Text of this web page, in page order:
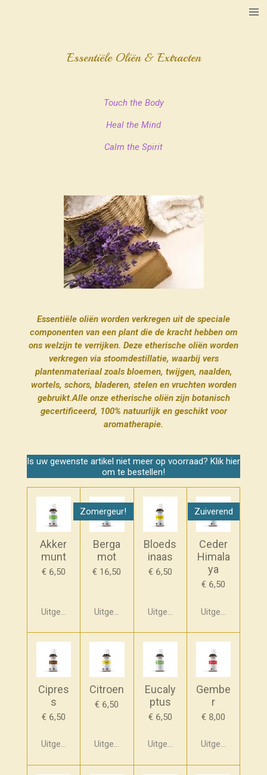
Essentiële Oliën & Extracten
Touch the Body
Heal the Mind
Calm the Spirit
Essentiële oliën worden verkregen uit de speciale
componenten van een plant die de kracht hebben om
ons welzijn te verrijken. Deze etherische oliën worden
verkregen via stoomdestillatie, waarbij vers
plantenmateriaal zoals bloemen, twijgen, naalden,
wortels, schors, bladeren, stelen en vruchten worden
gebruikt.Alle onze etherische oliën zijn botanisch
gecertificeerd, 100% natuurlijk en geschikt voor
aromatherapie.
Is uw gewenste artikel niet meer op voorraad? Klik hier
om te bestellen!
Akker
munt
€ 6,50
Uitgeschakeld
Zomergeur!
Berga
mot
€ 16,50
Uitgeschakeld
Bloeds
inaas
€ 6,50
Uitgeschakeld
Zuiverend
Ceder
Himala
ya
€ 6,50
Uitgeschakeld
Cipres
s
€ 6,50
Uitgeschakeld
Citroen
€ 6,50
Uitgeschakeld
Eucaly
ptus
€ 6,50
Uitgeschakeld
Gembe
r
€ 8,00
Uitgeschakeld